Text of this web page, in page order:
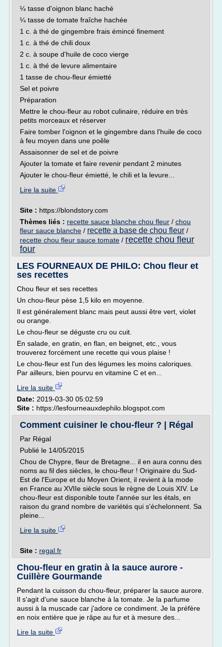
¼ tasse d'oignon blanc haché
¼ tasse de tomate fraîche hachée
1 c. à thé de gingembre frais émincé finement
1 c. à thé de chili doux
2 c. à soupe d'huile de coco vierge
1 c. à thé de levure alimentaire
1 tasse de chou-fleur émietté
Sel et poivre
Préparation
Mettre le chou-fleur au robot culinaire, réduire en très
petits morceaux et réserver
Faire tomber l'oignon et le gingembre dans l'huile de coco
à feu moyen dans une poêle
Assaisonner de sel et de poivre
Ajouter la tomate et faire revenir pendant 2 minutes
Ajouter le chou-fleur émietté, le chili et la levure...
Lire la suite
Site : https://blondstory.com
Thèmes liés : recette sauce blanche chou fleur / chou
fleur sauce blanche / recette a base de chou fleur /
recette chou fleur sauce tomate / recette chou fleur
four
LES FOURNEAUX DE PHILO: Chou fleur et
ses recettes
Chou fleur et ses recettes
Un chou-fleur pèse 1,5 kilo en moyenne.
Il est généralement blanc mais peut aussi être vert, violet
ou orange.
Le chou-fleur se déguste cru ou cuit.
En salade, en gratin, en flan, en beignet, etc., vous
trouverez forcément une recette qui vous plaise !
Le chou-fleur est l'un des légumes les moins caloriques.
Par ailleurs, bien pourvu en vitamine C et en...
Lire la suite
Date: 2019-03-30 05:02:59
Site : https://lesfourneauxdephilo.blogspot.com
Comment cuisiner le chou-fleur ? | Régal
Par Régal
Publié le 14/05/2015
Chou de Chypre, fleur de Bretagne... il en aura connu des
noms au fil des siècles, le chou-fleur ! Originaire du Sud-
Est de l'Europe et du Moyen Orient, il revient à la mode
en France au XVIIe siècle sous le règne de Louis XIV. Le
chou-fleur est disponible toute l'année sur les étals, en
raison du grand nombre de variétés qui s'échelonnent. Sa
pleine...
Lire la suite
Site : regal.fr
Chou-fleur en gratin à la sauce aurore -
Cuillère Gourmande
Pendant la cuisson du chou-fleur, préparer la sauce aurore.
Il s'agit d'une sauce blanche à la tomate. Je la parfume
aussi à la muscade car j'adore ce condiment. Je la préfère
en noix entière que je râpe au fur et à mesure des...
Lire la suite